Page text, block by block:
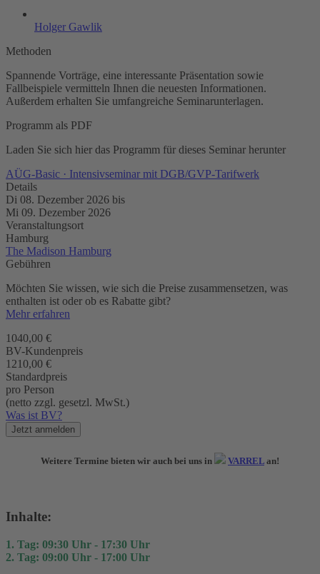
Holger Gawlik
Methoden
Spannende Vorträge, eine interessante Präsentation sowie
Fallbeispiele vermitteln Ihnen die neuesten Informationen.
Außerdem erhalten Sie umfangreiche Seminarunterlagen.
Programm als PDF
Laden Sie sich hier das Programm für dieses Seminar herunter
AÜG-Basic · Intensivseminar mit DGB/GVP-Tarifwerk
Details
Di 08. Dezember 2026 bis
Mi 09. Dezember 2026
Veranstaltungsort
Hamburg
The Madison Hamburg
Gebühren
Möchten Sie wissen, wie sich die Preise zusammensetzen, was
enthalten ist oder ob es Rabatte gibt?
Mehr erfahren
1040,00 €
BV-Kundenpreis
1210,00 €
Standardpreis
pro Person
(netto zzgl. gesetzl. MwSt.)
Was ist BV?
Jetzt anmelden
Weitere Termine bieten wir auch bei uns in VARREL an!
Inhalte:
1. Tag: 09:30 Uhr - 17:30 Uhr
2. Tag: 09:00 Uhr - 17:00 Uhr